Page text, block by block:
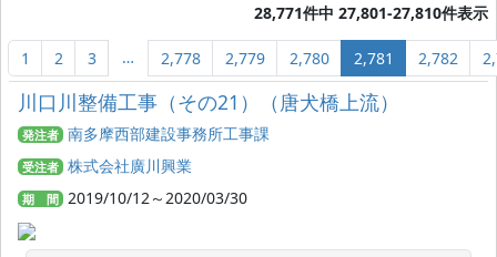
28,771件中 27,801-27,810件表示
1 2 3 … 2,778 2,779 2,780 2,781 2,782
川口川整備工事（その21）（唐犬橋上流）
発注者 南多摩西部建設事務所工事課
受注者 株式会社廣川興業
期 間 2019/10/12～2020/03/30